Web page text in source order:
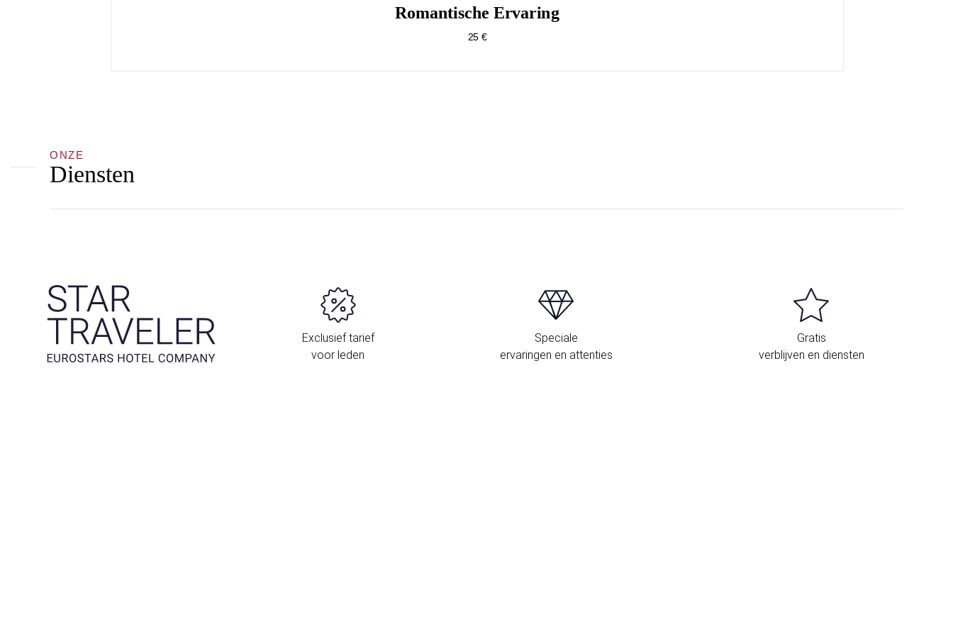
Romantische Ervaring
25 €
ONZE
Diensten
Exclusief tarief
voor leden
Speciale
ervaringen en attenties
Gratis
verblijven en diensten